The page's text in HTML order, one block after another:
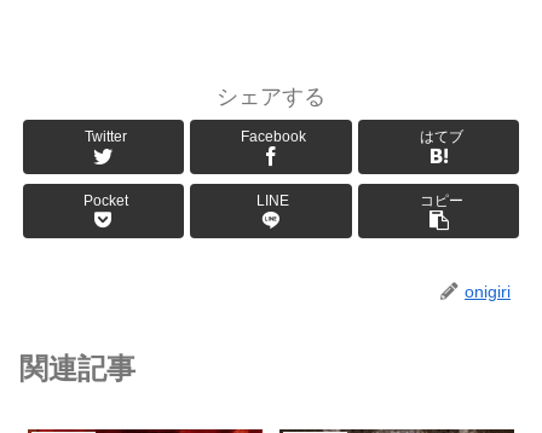
シェアする
Twitter Facebook はてブ
Pocket LINE コピー
onigiri
関連記事